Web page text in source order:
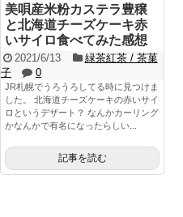
美唄産米粉カステラ豊穣
と北海道チーズケーキ赤
いサイロ食べてみた感想
2021/6/13
緑茶紅茶 / 茶菓
子
0
JR札幌でうろうろしてる時に見つけま
した。 北海道チーズケーキの赤いサイ
ロというデザート？ なんかカーリング
かなんかで有名になったらしい...
記事を読む